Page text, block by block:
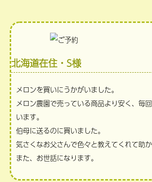
北海道在住・S様
メロンを買いにうかがいました。
メロン農園で売っている商品より安く、毎
います。
伯母に送るのに買いました。
気さくなお父さんで色々と教えてくれて助か
また、お世話になります。